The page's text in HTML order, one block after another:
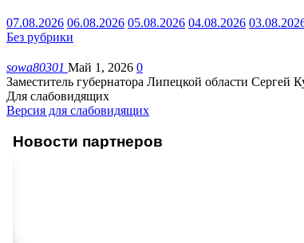
07.08.2026 06.08.2026 05.08.2026 04.08.2026
Без рубрики
sowa80301 Май 1, 2026 0
Заместитель губернатора Липецкой области Сергей
Для слабовидящих
Версия для слабовидящих
Новости партнеров